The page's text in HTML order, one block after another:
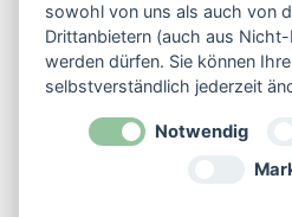
Service
Impressum
sowohl von uns als auch von
Drittanbietern (auch aus
werden dürfen. Sie können
selbstverständlich jederzeit
Notwendig